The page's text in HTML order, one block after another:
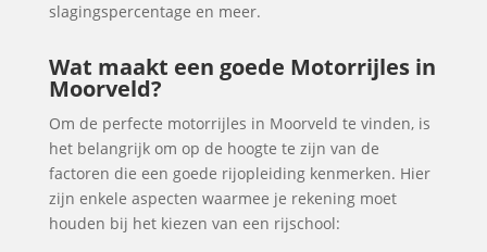
slagingspercentage en meer.
Wat maakt een goede Motorrijles in
Moorveld?
Om de perfecte motorrijles in Moorveld te vinden, is
het belangrijk om op de hoogte te zijn van de
factoren die een goede rijopleiding kenmerken. Hier
zijn enkele aspecten waarmee je rekening moet
houden bij het kiezen van een rijschool: